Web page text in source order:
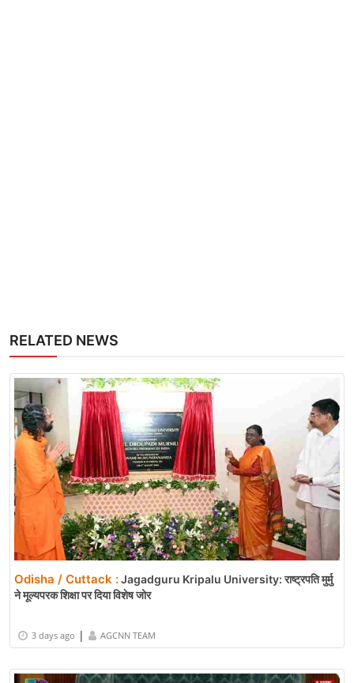
RELATED NEWS
Odisha / Cuttack :Jagadguru Kripalu University: राष्ट्रपति मुर्मु
ने मूल्यपरक शिक्षा पर दिया विशेष जोर
3 days ago | AGCNN TEAM